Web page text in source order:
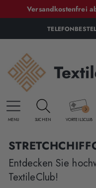
Versandkostenfrei
MENU SUCHEN VORTEILSCLUB
Entdecken Sie
TextileClub!